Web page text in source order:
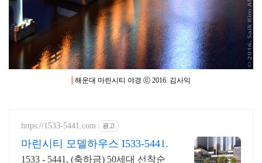
해운대 마린시티 야경 ⓒ 2016. 김사익
https://1533-5441.com 광고
마린시티 모델하우스 I533-5441.
1533 - 5441, (축하금) 50세대 선착순